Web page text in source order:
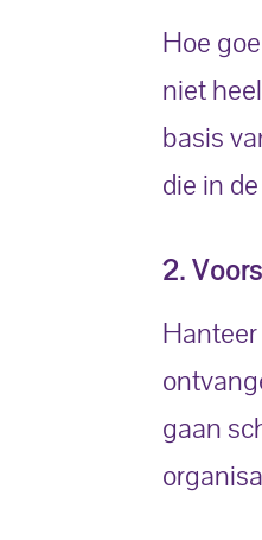
Hoe
niet
basis
die in
2.
gaan